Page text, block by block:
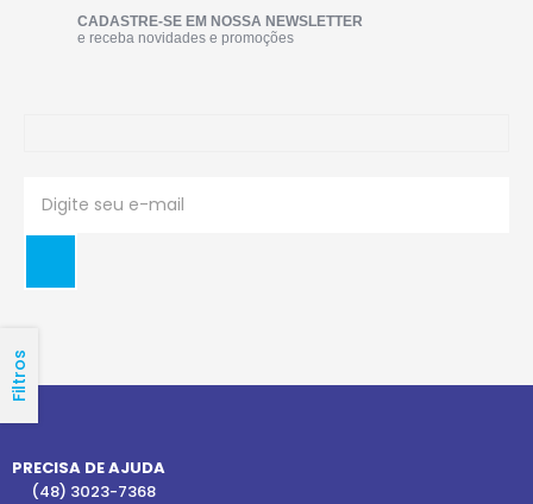
Filtros
CADASTRE-SE EM NOSSA NEWSLETTER
e receba novidades e promoções
PRECISA DE AJUDA
(48) 3023-7368